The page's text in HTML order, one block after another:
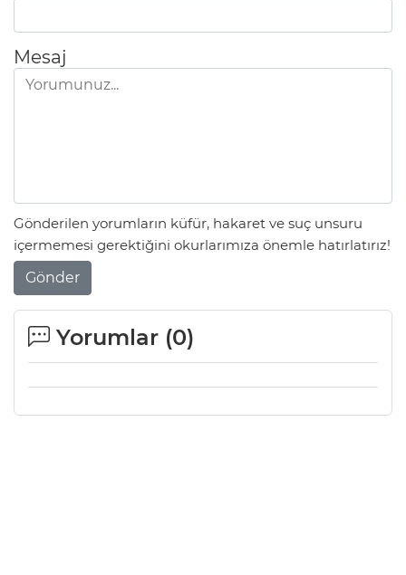
Mesaj
Gönderilen yorumların küfür, hakaret ve suç unsuru
içermemesi gerektiğini okurlarımıza önemle hatırlatırız!
Gönder
Yorumlar (0)